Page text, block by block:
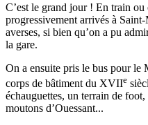
C’est le grand jour ! En train
progressivement arrivés à
averses, si bien qu’on a pu
la gare.
On a ensuite pris le bus pour le
corps de bâtiment du XVIIe
échauguettes, un terrain de
moutons d’Ouessant...